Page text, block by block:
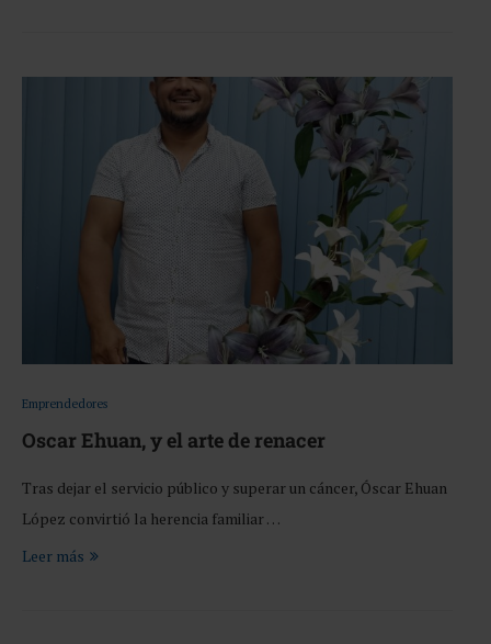
Emprendedores
Oscar Ehuan, y el arte de renacer
Tras dejar el servicio público y superar un cáncer, Óscar Ehuan
López convirtió la herencia familiar …
Leer más